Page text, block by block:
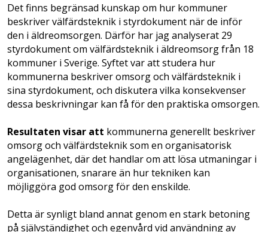
Det finns begränsad kunskap om hur kom­­muner
beskriver välfärdsteknik i styrdokument när de inför
den i äldreomsorgen. Därför har jag analyserat 29
styrdokument om välfärdsteknik i äldreomsorg från 18
kommuner i Sverige. Syftet var att studera hur
kommunerna beskriver omsorg och välfärdsteknik i
sina styrdokument, och diskutera vilka konsekvenser
dessa beskrivningar kan få för den praktiska omsorgen.
Resultaten visar att kommunerna generellt beskriver
omsorg och välfärdsteknik som en organisatorisk
angelägenhet, där det handlar om att lösa utmaningar i
organisationen, snarare än hur tekniken kan
möjliggöra god omsorg för den enskilde.
Detta är synligt bland annat genom en stark betoning
på självständighet och egenvård vid användning av